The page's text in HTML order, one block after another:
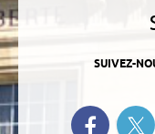
SUIVEZ-